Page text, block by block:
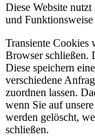
Diese Website
und
Transiente Cookies
Browser schließen.
Diese speichern
verschiedene
zuordnen lassen.
wenn Sie auf
werden gelöscht,
schließen.